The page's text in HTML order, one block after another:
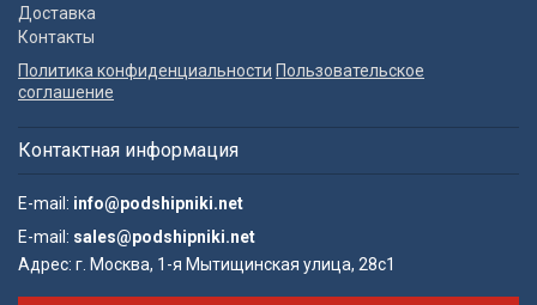
Доставка
Контакты
Политика конфиденциальности Пользовательское
соглашение
Контактная информация
E-mail: info@podshipniki.net
E-mail: sales@podshipniki.net
Адрес: г. Москва, 1-я Мытищинская улица, 28с1